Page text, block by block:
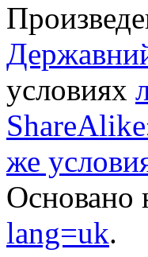
условиях
же
Основано
lang=uk.